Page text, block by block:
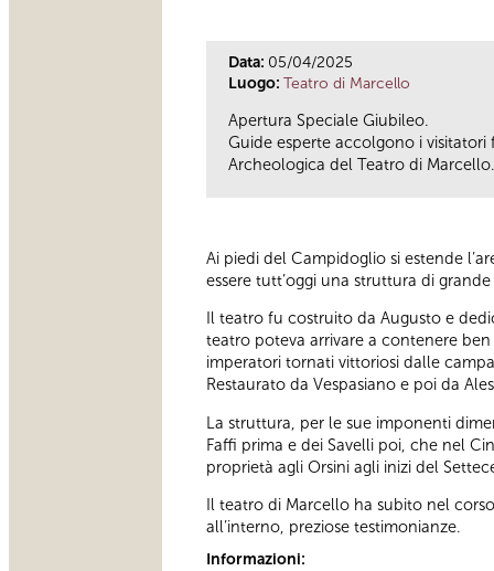
Data: 05/04/2025
Luogo: Teatro di Marcello
Apertura Speciale Giubileo.
Guide esperte accolgono i
Archeologica del Teatro di Marcello.
Ai piedi del Campidoglio si estende
essere tutt’oggi una struttura di
Il teatro fu costruito da Augusto e
teatro poteva arrivare a contenere
imperatori tornati vittoriosi dalle
Restaurato da Vespasiano e poi da
La struttura, per le sue imponenti
Faffi prima e dei Savelli poi, che nel
proprietà agli Orsini agli inizi del
Il teatro di Marcello ha subito nel
all’interno, preziose testimonianze.
Informazioni: